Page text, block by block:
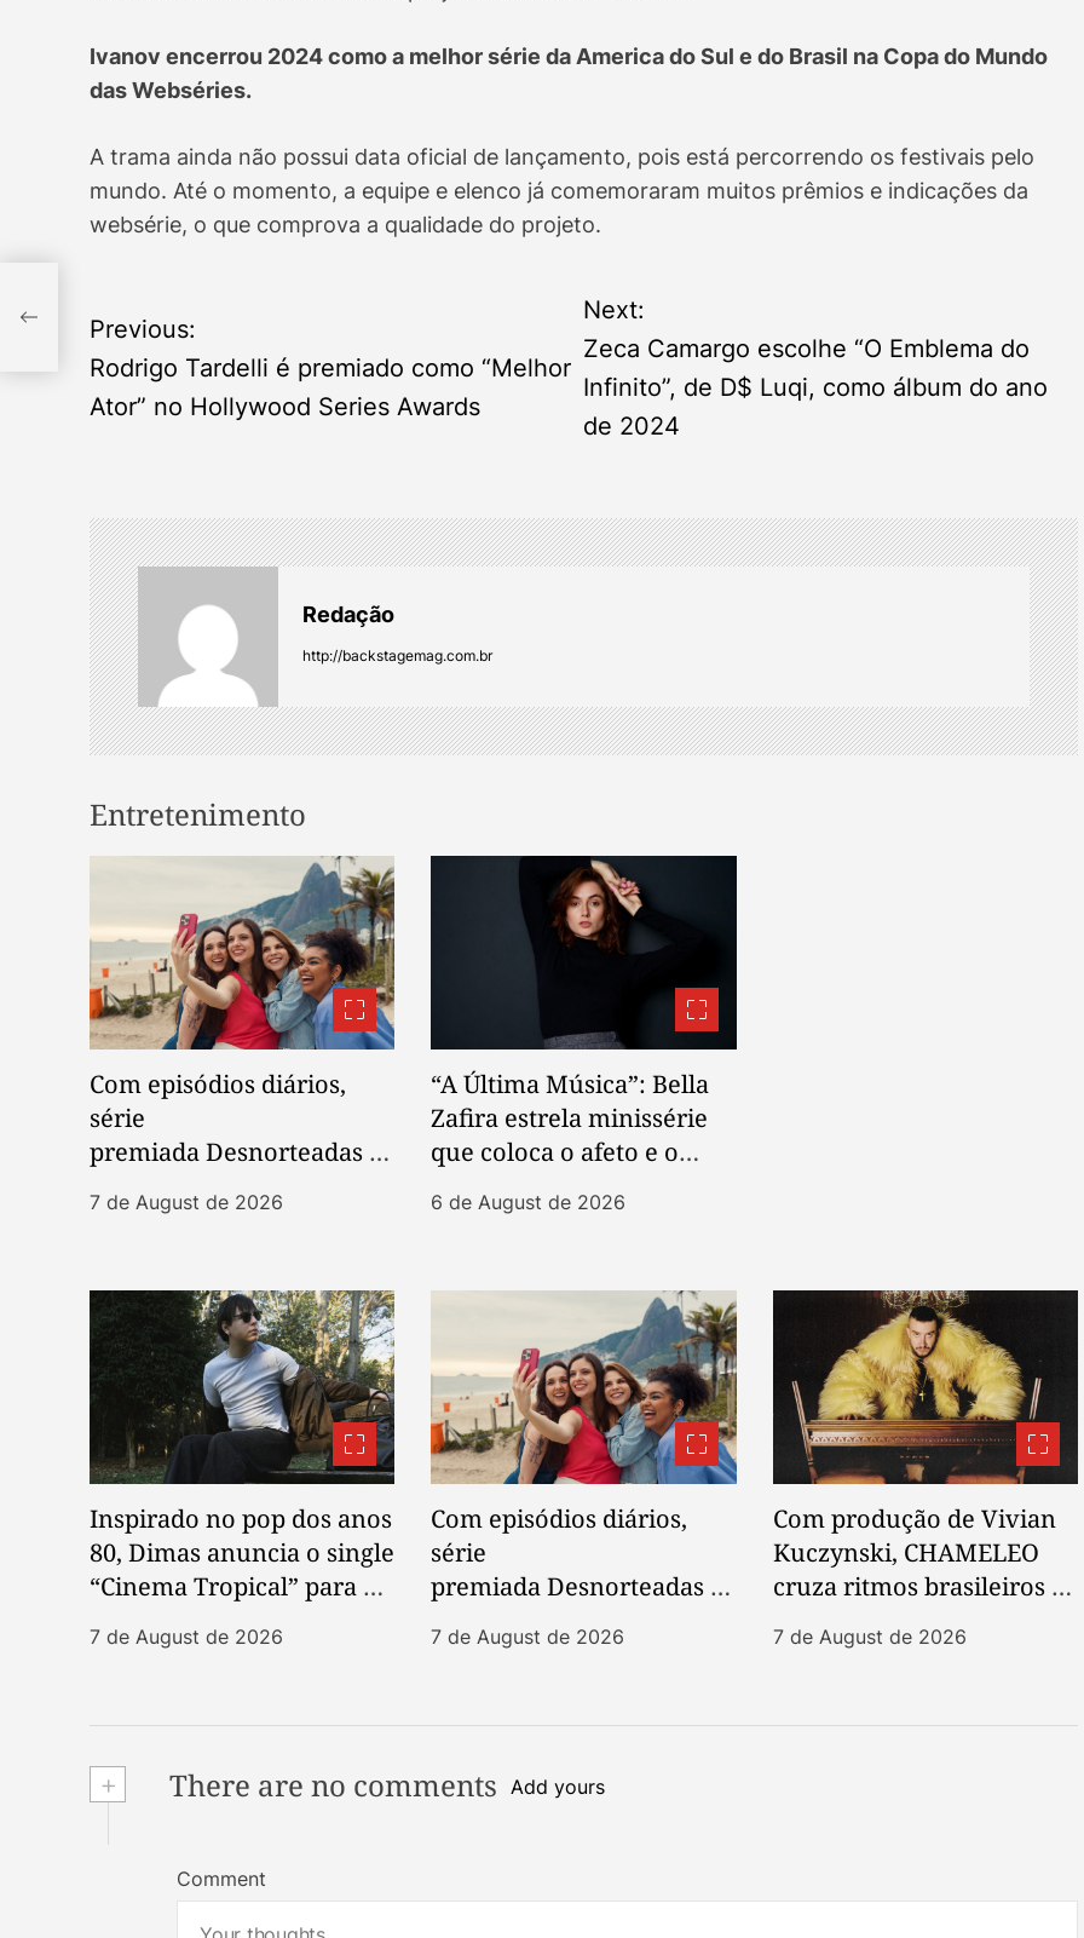
Ivanov encerrou 2024 como a melhor série da America do Sul e do Brasil na Copa do Mundo
das Webséries.
A trama ainda não possui data oficial de lançamento, pois está percorrendo os festivais pelo
mundo. Até o momento, a equipe e elenco já comemoraram muitos prêmios e indicações da
websérie, o que comprova a qualidade do projeto.
P
o
n
a
v
i
a
i
o
n
Previous:
Rodrigo Tardelli é premiado como “Melhor
Ator” no Hollywood Series Awards
Next:
Zeca Camargo escolhe “O Emblema do
Infinito”, de D$ Luqi, como álbum do ano
de 2024
Redação
http://backstagemag.com.br
Entretenimento
Com episódios diários,
série
premiada Desnorteadas es
nas redes sociais
7 de August de 2026
“A Última Música”: Bella
Zafira estrela minissérie
que coloca o afeto e o
no centro da trama
6 de August de 2026
Inspirado no pop dos anos
80, Dimas anuncia o single
“Cinema Tropical” para o
7 de August de 2026
Com episódios diários,
série
premiada Desnorteadas es
nas redes sociais
7 de August de 2026
Com produção de Vivian
Kuczynski, CHAMELEO
cruza ritmos brasileiros e
7 de August de 2026
+ There are no comments Add yours
Comment